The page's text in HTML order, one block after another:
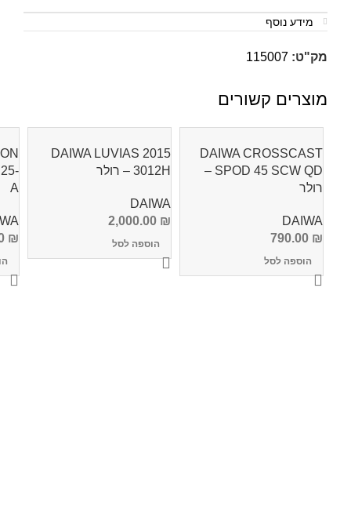
מידע נוסף
מק"ט: 115007
מוצרים קשורים
DAIWA CROSSCAST
SPOD 45 SCW QD –
רולר
DAIWA
790.00 ₪
הוספה לסל
DAIWA LUVIAS 2015
3012H – רולר
DAIWA
2,000.00 ₪
הוספה לסל
A
₪